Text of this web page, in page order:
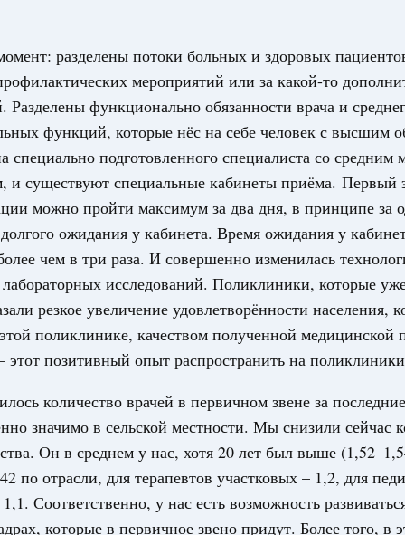
разделены потоки больных и здоровых
мероприятий или за какой-то
функционально обязанности врача и
функций, которые нёс на себе человек с высшим
специально подготовленного специалиста со средним
и существуют специальные кабинеты приёма. Первый
можно пройти максимум за два дня, в принципе за
ожидания у кабинета. Время ожидания у
чем в три раза. И совершенно изменилась
исследований. Поликлиники, которые
резкое увеличение удовлетворённости населения,
поликлинике, качеством полученной медицинской
этот позитивный опыт распространить на
количество врачей в первичном звене за
значимо в сельской местности. Мы снизили сейчас
Он в среднем у нас, хотя 20 лет был выше
по отрасли, для терапевтов участковых – 1,2, для
Соответственно, у нас есть возможность
которые в первичное звено придут. Более того, в
учреждений
воскресенье
Заповедники, национальные парки
о создании дирекции особо
Запорожской области
р
июля, суббота
среда
на создание трёх новых центров
р
на поддержку предприятий
и Азовском морях
июля, четверг